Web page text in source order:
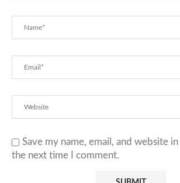
Save my name, email, and website
the next time I comment.